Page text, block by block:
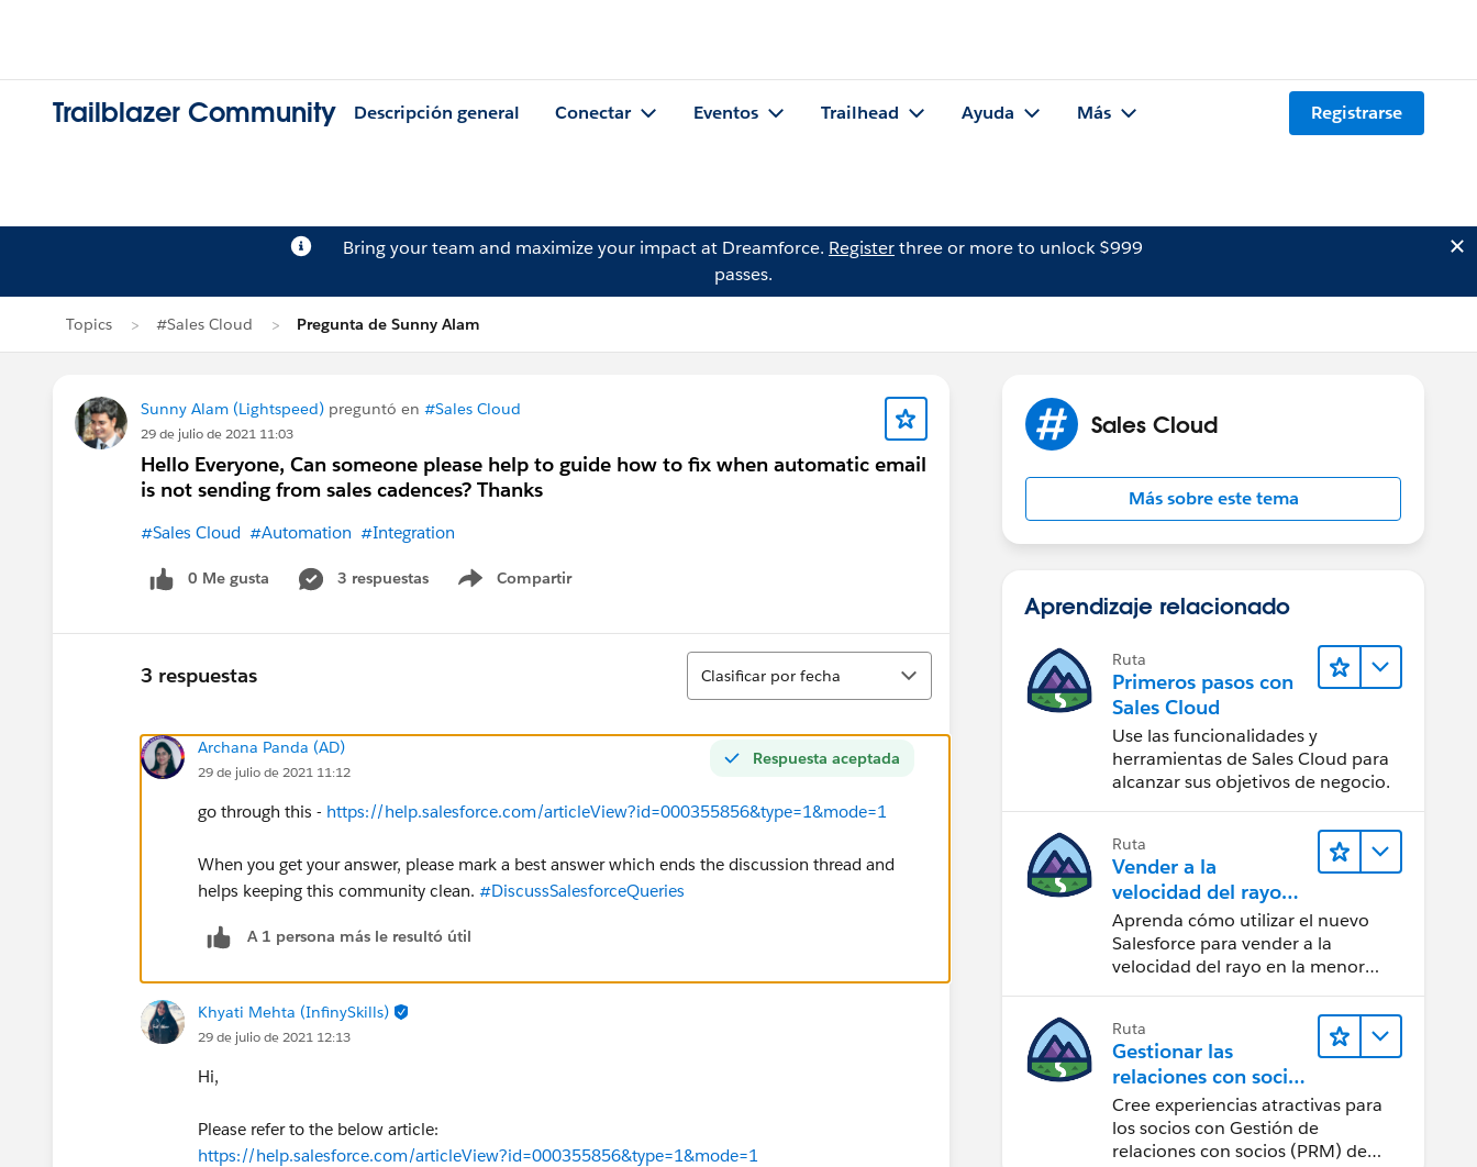
Trailblazer Community Descripción general Conectar Eventos Trailhead Ayuda Más Registrarse
Bring your team and maximize your impact at Dreamforce. Registerthree or more to unlock $999
passes.
Topics #Sales Cloud Pregunta de Sunny Alam
Sunny Alam (Lightspeed) preguntó en #Sales Cloud
29 de julio de 2021 11:03
Hello Everyone, Can someone please help to guide how to fix when automatic email
is not sending from sales cadences? Thanks
#Sales Cloud #Automation #Integration
0 Me gusta 3 respuestas Compartir
Show menu
3 respuestas
Ordenar
Clasificar por fecha
Respuesta aceptada
Archana Panda (AD)
29 de julio de 2021 11:12
go through this - https://help.salesforce.com/articleView?id=000355856&type=1&mode=1
When you get your answer, please mark a best answer which ends the discussion thread and
helps keeping this community clean. #DiscussSalesforceQueries
A 1 persona más le resultó útil
Khyati Mehta (InfinySkills)
29 de julio de 2021 12:13
Hi,
Please refer to the below article:
https://help.salesforce.com/articleView?id=000355856&type=1&mode=1
Sales Cloud
Más sobre este tema
Aprendizaje relacionado
Ruta
Primeros pasos con
Sales Cloud
Use las funcionalidades y
herramientas de Sales Cloud para
alcanzar sus objetivos de negocio.
Ruta
Vender a la
velocidad del rayo
con Sales Cloud
Aprenda cómo utilizar el nuevo
Salesforce para vender a la
velocidad del rayo en la menor
Ruta
Gestionar las
relaciones con socios
con PRM de Sales
Cloud
Cree experiencias atractivas para
los socios con Gestión de
relaciones con socios (PRM) de